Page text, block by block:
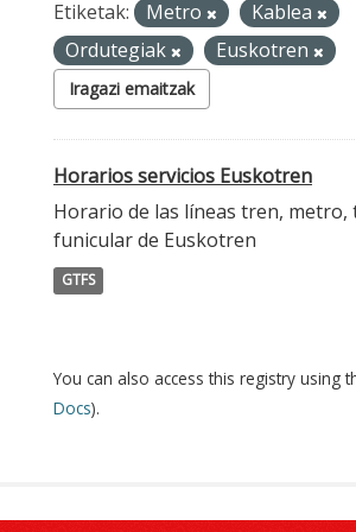
Etiketak: Metro
Kablea
Ordutegiak
Euskotren
Iragazi emaitzak
Horarios servicios Euskotren
Horario de las líneas tren, metro,
funicular de Euskotren
GTFS
You can also access this registry using
Docs).